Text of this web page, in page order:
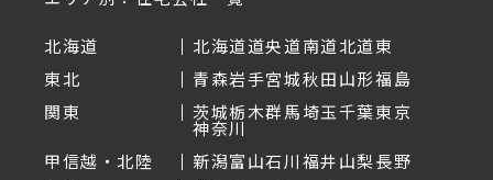
北海道 北海道道央道南道北道東
東北
青森岩手宮城秋田山形福島
関東
茨城栃木群馬埼玉千葉東京
神奈川
甲信越・北陸
新潟富山石川福井山梨長野